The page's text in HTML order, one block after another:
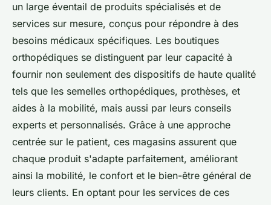
un large éventail de produits spécialisés et de
services sur mesure, conçus pour répondre à des
besoins médicaux spécifiques. Les boutiques
orthopédiques se distinguent par leur capacité à
fournir non seulement des dispositifs de haute qualité
tels que les semelles orthopédiques, prothèses, et
aides à la mobilité, mais aussi par leurs conseils
experts et personnalisés. Grâce à une approche
centrée sur le patient, ces magasins assurent que
chaque produit s'adapte parfaitement, améliorant
ainsi la mobilité, le confort et le bien-être général de
leurs clients. En optant pour les services de ces